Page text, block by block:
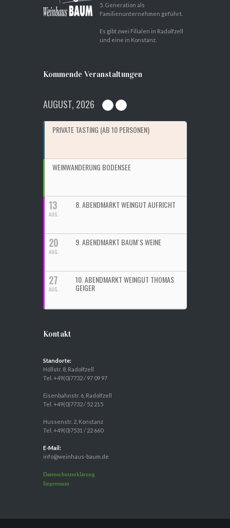
5. Generation als
Familienunternehmen geführt.
Es gibt zwei Filialen in Radolfzell
und eine in Konstanz.
Kommende Veranstaltungen
AUGUST, 2026
PRIVATE TASTING (AB 10 PERSONEN)
WEINWANDERUNG BODENSEE
13
AUG.
8. ABENDMARKT WEINGUT AUFRICHT
20
AUG.
9. ABENDMARKT BAUM´S WEINE
27
AUG.
10. ABENDMARKT WEINGUT THOMAS
GEIGER
Kontakt
Standorte:
Höllstr. 8, Radolfzell
Tel. +49(0)7732 / 97 09 97
Eisenbahnstr. 6, Radolfzell
Tel. +49(0)7732 / 52 215
Hussenstr. 2, Konstanz
Tel. +49(0)7531 / 22 660
E-Mail:
info@weinhaus-baum.de
Datenschutzerklärung
Impressum